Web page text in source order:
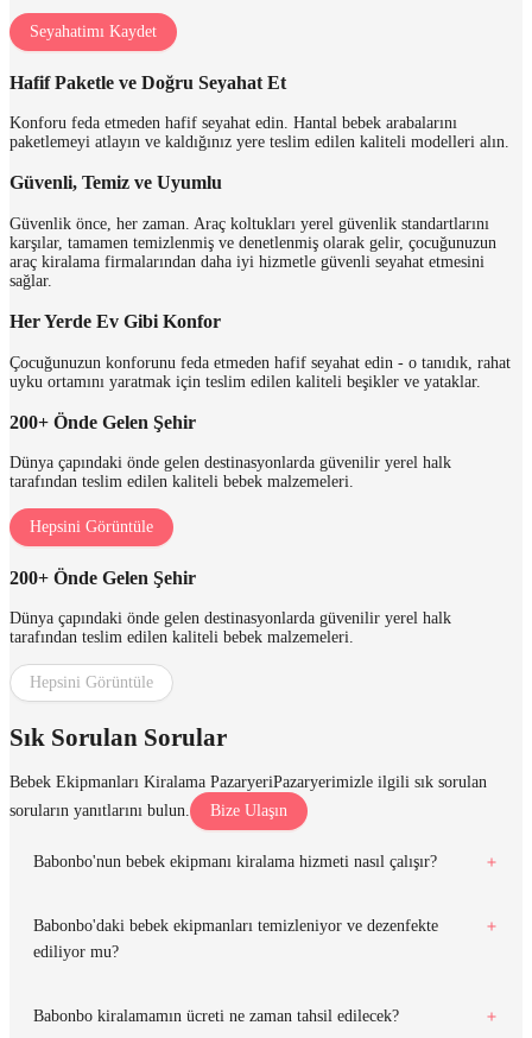
Seyahatimı Kaydet
Hafif Paketle ve Doğru Seyahat Et
Konforu feda etmeden hafif seyahat edin. Hantal bebek arabalarını
paketlemeyi atlayın ve kaldığınız yere teslim edilen kaliteli modelleri alın.
Güvenli, Temiz ve Uyumlu
Güvenlik önce, her zaman. Araç koltukları yerel güvenlik standartlarını
karşılar, tamamen temizlenmiş ve denetlenmiş olarak gelir, çocuğunuzun
araç kiralama firmalarından daha iyi hizmetle güvenli seyahat etmesini
sağlar.
Her Yerde Ev Gibi Konfor
Çocuğunuzun konforunu feda etmeden hafif seyahat edin - o tanıdık, rahat
uyku ortamını yaratmak için teslim edilen kaliteli beşikler ve yataklar.
200+ Önde Gelen Şehir
Dünya çapındaki önde gelen destinasyonlarda güvenilir yerel halk
tarafından teslim edilen kaliteli bebek malzemeleri.
Hepsini Görüntüle
200+ Önde Gelen Şehir
Dünya çapındaki önde gelen destinasyonlarda güvenilir yerel halk
tarafından teslim edilen kaliteli bebek malzemeleri.
Hepsini Görüntüle
Sık Sorulan Sorular
Bebek Ekipmanları Kiralama PazaryeriPazaryerimizle ilgili sık sorulan
soruların yanıtlarını bulun.
Bize Ulaşın
Babonbo'nun bebek ekipmanı kiralama hizmeti nasıl çalışır?
Babonbo'daki bebek ekipmanları temizleniyor ve dezenfekte
ediliyor mu?
Babonbo kiralamamın ücreti ne zaman tahsil edilecek?